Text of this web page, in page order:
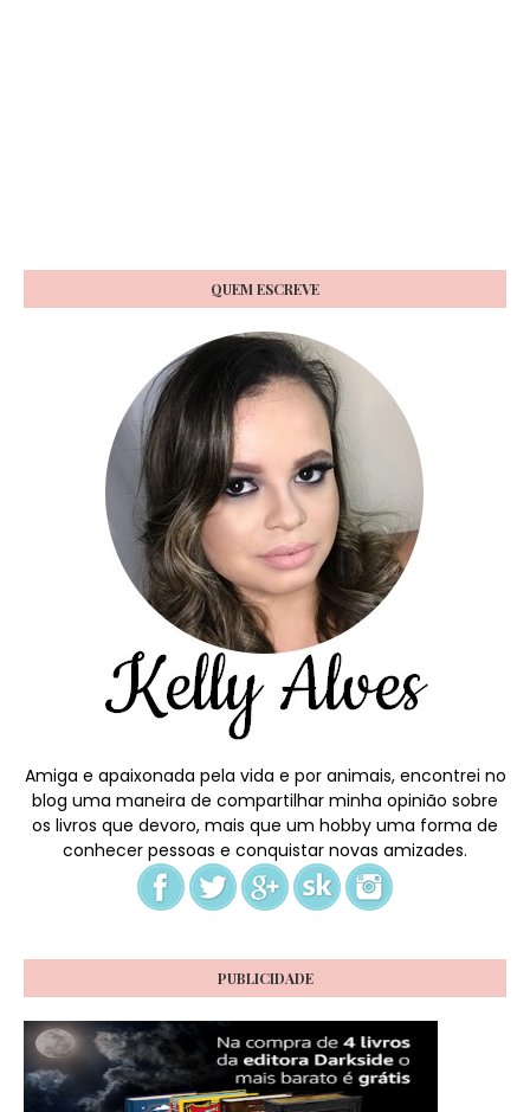
QUEM ESCREVE
Amiga e apaixonada pela vida e por animais, encontrei no
blog uma maneira de compartilhar minha opinião sobre
os livros que devoro, mais que um hobby uma forma de
conhecer pessoas e conquistar novas amizades.
PUBLICIDADE